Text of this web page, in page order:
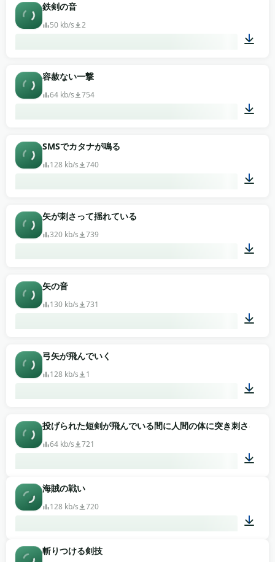
鉄剣の音
50 kb/s 2
容赦ない一撃
64 kb/s 754
SMSでカタナが鳴る
128 kb/s 740
矢が刺さって揺れている
320 kb/s 739
矢の音
130 kb/s 731
弓矢が飛んでいく
128 kb/s 1
00:02
投げられた短剣が飛んでいる間に人間の体に突き刺さる音
64 kb/s 721
海賊の戦い
128 kb/s 720
斬りつける剣技